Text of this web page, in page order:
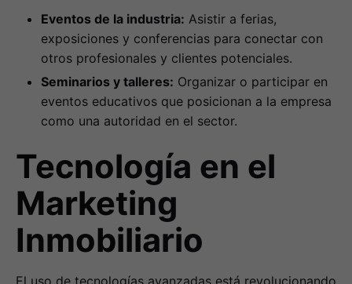
Eventos de la industria: Asistir a ferias,
exposiciones y conferencias para conectar con
otros profesionales y clientes potenciales.
Seminarios y talleres: Organizar o participar en
eventos educativos que posicionan a la empresa
como una autoridad en el sector.
Tecnología en el
Marketing
Inmobiliario
El uso de tecnologías avanzadas está revolucionando